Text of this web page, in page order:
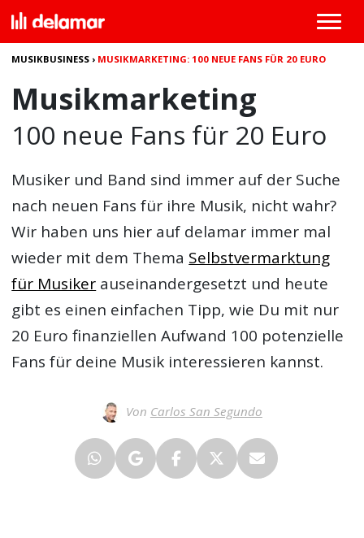
MUSIKBUSINESS › MUSIKMARKETING: 100 NEUE FANS FÜR 20 EURO
Musikmarketing
100 neue Fans für 20 Euro
Musiker und Band sind immer auf der Suche
nach neuen Fans für ihre Musik, nicht wahr?
Wir haben uns hier auf delamar immer mal
wieder mit dem Thema Selbstvermarktung
für Musiker auseinandergesetzt und heute
gibt es einen einfachen Tipp, wie Du mit nur
20 Euro finanziellen Aufwand 100 potenzielle
Fans für deine Musik interessieren kannst.
Von Carlos San Segundo